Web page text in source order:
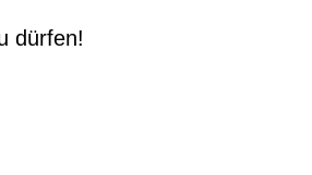
dürfen!